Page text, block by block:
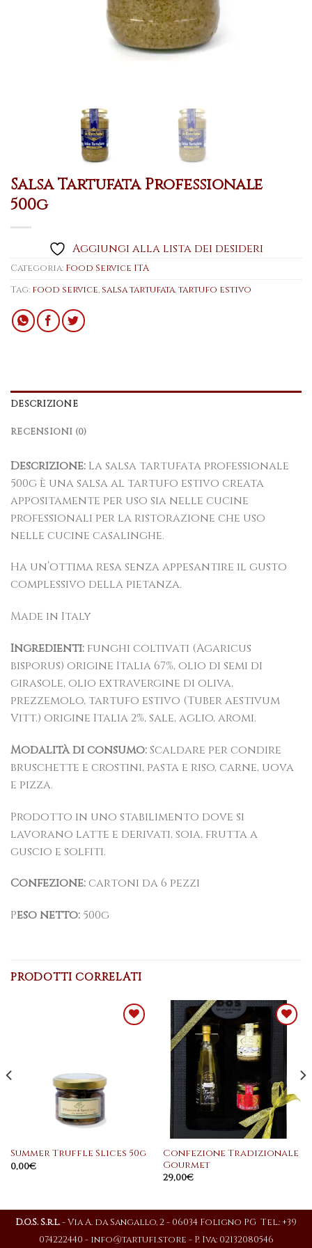
Salsa Tartufata Professionale
500g
Aggiungi alla lista dei desideri
Categoria: Food Service ITA
Tag: food service,salsa tartufata,tartufo estivo
DESCRIZIONE
RECENSIONI (0)
Descrizione: La salsa tartufata professionale
500g è una salsa al tartufo estivo creata
appositamente per uso sia nelle cucine
professionali per la ristorazione che uso
nelle cucine casalinghe.
Ha un’ottima resa senza appesantire il gusto
complessivo della pietanza.
Made in Italy
Ingredienti: funghi coltivati (Agaricus
bisporus) origine Italia 67%, olio di semi di
girasole, olio extravergine di oliva,
prezzemolo, tartufo estivo (Tuber aestivum
Vitt.) origine Italia 2%, sale, aglio, aromi.
Modalità di consumo:Scaldare per condire
bruschette e crostini, pasta e riso, carne, uova
e pizza.
Prodotto in uno stabilimento dove si
lavorano latte e derivati, soia, frutta a
guscio e solfiti.
Confezione: cartoni da 6 pezzi
Peso netto: 500g
PRODOTTI CORRELATI
lista dei
desideri
Summer Truffle Slices 50g
0,00€
Aggiungi
lista dei
desideri
Confezione Tradizionale
Gourmet
29,00€
D.O.S. S.r.l.- Via A. da Sangallo, 2 - 06034 Foligno PG Tel.: +39
074222440 - info@tartufi.store - P. Iva: 02132080546